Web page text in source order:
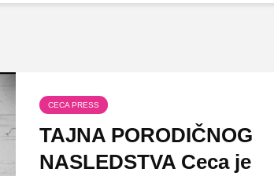
CECA PRESS
TAJNA PORODIČNOG
NASLEDSTVA Ceca je